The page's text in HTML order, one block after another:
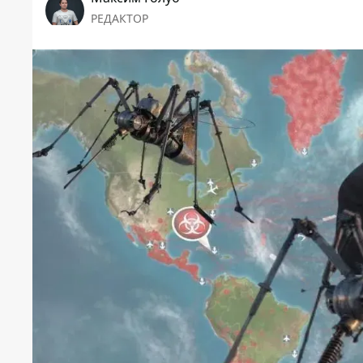
РЕДАКТОР